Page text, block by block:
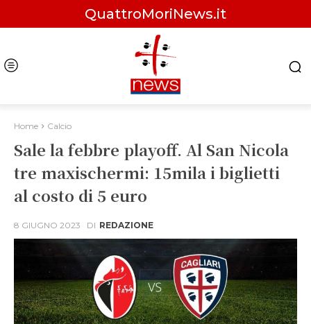
QuattroMoriNews.it
Home Calcio
Sale la febbre playoff. Al San Nicola
tre maxischermi: 15mila i biglietti
al costo di 5 euro
8 GIUGNO 2023 DI REDAZIONE